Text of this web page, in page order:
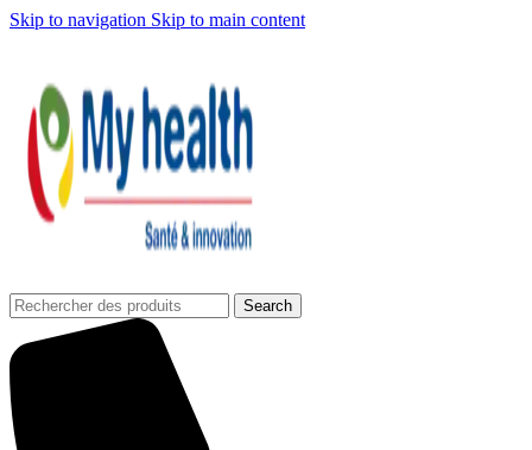
Skip to navigation Skip to main content
Search